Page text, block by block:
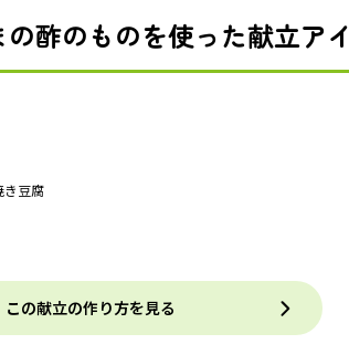
酢のものを使った献立ア
き豆腐
この献立の作り方を見る